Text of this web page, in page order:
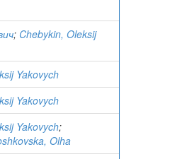
; Chebykin, Oleksij
Yakovych
Yakovych
Yakovych;
Olha